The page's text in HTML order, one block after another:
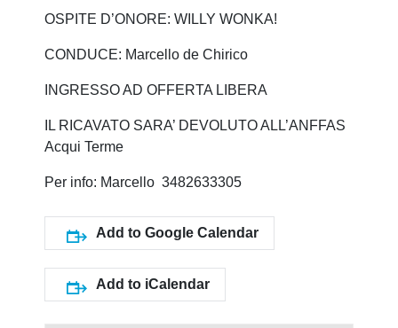
OSPITE D’ONORE: WILLY WONKA!
CONDUCE: Marcello de Chirico
INGRESSO AD OFFERTA LIBERA
IL RICAVATO SARA’ DEVOLUTO ALL’ANFFAS
Acqui Terme
Per info: Marcello 3482633305
Add to Google Calendar
Add to iCalendar